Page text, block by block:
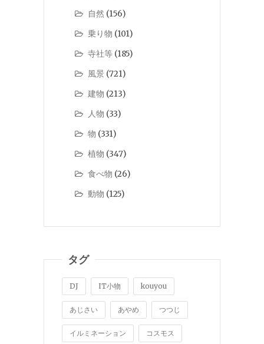
自然 (156)
乗り物 (101)
寺社等 (185)
風景 (721)
建物 (213)
人物 (33)
物 (331)
植物 (347)
食べ物 (26)
動物 (125)
タグ
DJ IT小物 kouyou
あじさい あやめ つつじ
イルミネーション コスモス